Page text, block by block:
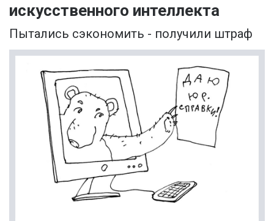
искусственного интеллекта
Пытались сэкономить - получили штраф